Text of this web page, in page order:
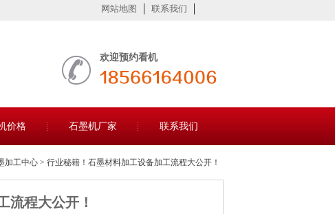
网站地图 联系我们
欢迎预约看机
价格 石墨机厂家 联系我们
加工中心 > 行业秘籍！石墨材料加工设备加工流程大公开！
流程大公开！